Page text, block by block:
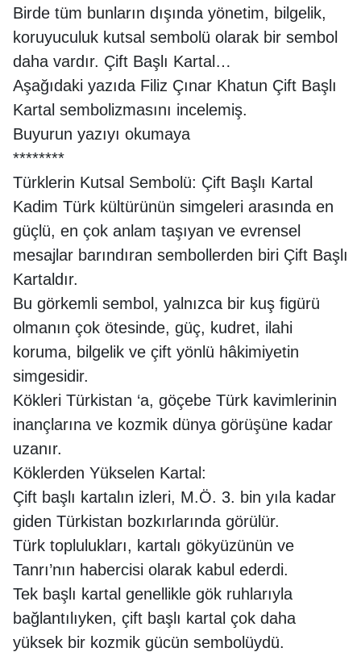
Birde tüm bunların dışında yönetim, bilgelik,
koruyuculuk kutsal sembolü olarak bir sembol
daha vardır. Çift Başlı Kartal…
Aşağıdaki yazıda Filiz Çınar Khatun Çift Başlı
Kartal sembolizmasını incelemiş.
Buyurun yazıyı okumaya
********
Türklerin Kutsal Sembolü: Çift Başlı Kartal
Kadim Türk kültürünün simgeleri arasında en
güçlü, en çok anlam taşıyan ve evrensel
mesajlar barındıran sembollerden biri Çift Başlı
Kartaldır.
Bu görkemli sembol, yalnızca bir kuş figürü
olmanın çok ötesinde, güç, kudret, ilahi
koruma, bilgelik ve çift yönlü hâkimiyetin
simgesidir.
Kökleri Türkistan ‘a, göçebe Türk kavimlerinin
inançlarına ve kozmik dünya görüşüne kadar
uzanır.
Köklerden Yükselen Kartal:
Çift başlı kartalın izleri, M.Ö. 3. bin yıla kadar
giden Türkistan bozkırlarında görülür.
Türk toplulukları, kartalı gökyüzünün ve
Tanrı’nın habercisi olarak kabul ederdi.
Tek başlı kartal genellikle gök ruhlarıyla
bağlantılıyken, çift başlı kartal çok daha
yüksek bir kozmik gücün sembolüydü.